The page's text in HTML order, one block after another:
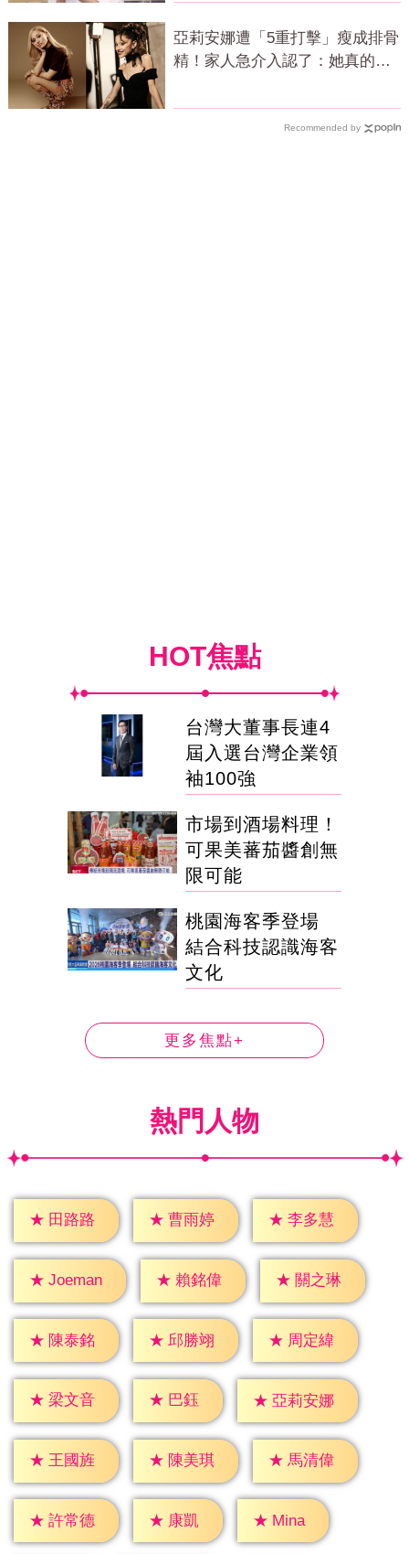
亞莉安娜遭「5重打擊」瘦成排骨
精！家人急介入認了：她真的不
Recommended by
HOT焦點
台灣大董事長連4
屆入選台灣企業領
袖100強
市場到酒場料理！
可果美蕃茄醬創無
限可能
桃園海客季登場
結合科技認識海客
文化
更多焦點+
熱門人物
★ 田路路 ★ 曹雨婷 ★ 李多慧
★ Joeman ★ 賴銘偉 ★ 關之琳
★ 陳泰銘 ★ 邱勝翊 ★ 周定緯
★ 梁文音 ★ 巴鈺 ★ 亞莉安娜
★ 王國旌 ★ 陳美琪 ★ 馬清偉
★ 許常德 ★ 康凱 ★ Mina